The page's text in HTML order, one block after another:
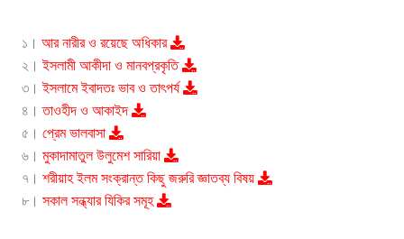
১। আর নারীর ও রয়েছে অধিকার
২।ইসলামী আকীদা ও মানবপ্রকৃতি
৩।ইসলামে ইবাদতঃ ভাব ও তাৎপর্য
৪।তাওহীদ ও আকাইদ
৫। প্রেম ভালবাসা
৬। মুকাদামাতুল উলুমেশ সারিয়া
৭। শরীয়াহ ইলম সংক্রান্ত কিছু জরুরি জ্ঞাতব্য বিষয়
৮। সকাল সন্ধ্যার যিকির সমূহ